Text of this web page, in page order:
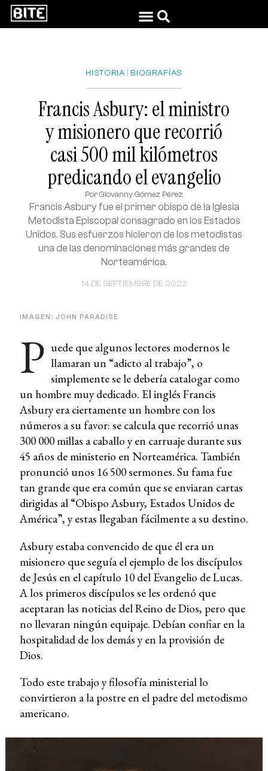
HISTORIA BIOGRAFÍAS
Francis Asbury: el ministro
y misionero que recorrió
casi 500 mil kilómetros
predicando el evangelio
Por Giovanny Gómez Pérez
14 DE SEPTIEMBRE DE 2022
Francis Asbury fue el primer obispo de la Iglesia
Metodista Episcopal consagrado en los Estados
Unidos. Sus esfuerzos hicieron de los metodistas
una de las denominaciones más grandes de
Norteamérica.
IMAGEN: JOHN PARADISE
P uede que algunos lectores modernos le
llamaran un “adicto al trabajo”, o
simplemente se le debería catalogar como
un hombre muy dedicado. El inglés Francis
Asbury era ciertamente un hombre con los
números a su favor: se calcula que recorrió unas
300 000 millas a caballo y en carruaje durante sus
45 años de ministerio en Norteamérica. También
pronunció unos 16 500 sermones. Su fama fue
tan grande que era común que se enviaran cartas
dirigidas al “Obispo Asbury, Estados Unidos de
América”, y estas llegaban fácilmente a su destino.
Asbury estaba convencido de que él era un
misionero que seguía el ejemplo de los discípulos
de Jesús en el capítulo 10 del Evangelio de Lucas.
A los primeros discípulos se les ordenó que
aceptaran las noticias del Reino de Dios, pero que
no llevaran ningún equipaje. Debían confiar en la
hospitalidad de los demás y en la provisión de
Dios.
Todo este trabajo y filosofía ministerial lo
convirtieron a la postre en el padre del metodismo
americano.